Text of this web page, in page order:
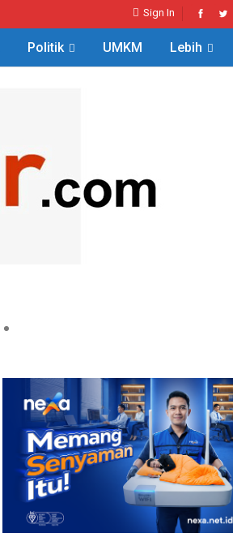
Sign In
Politik UMKM Lebih